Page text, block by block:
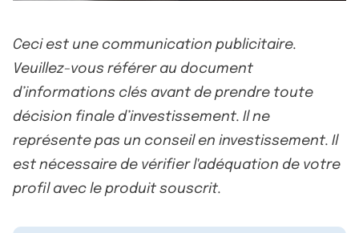
Ceci est une communication publicitaire.
Veuillez-vous référer au document
d’informations clés avant de prendre toute
décision finale d’investissement. Il ne
représente pas un conseil en investissement. Il
est nécessaire de vérifier l'adéquation de votre
profil avec le produit souscrit.